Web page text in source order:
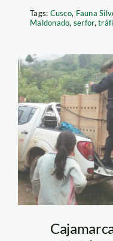
Tags: Cusco, Fauna
Maldonado, serfor,
Imprimir